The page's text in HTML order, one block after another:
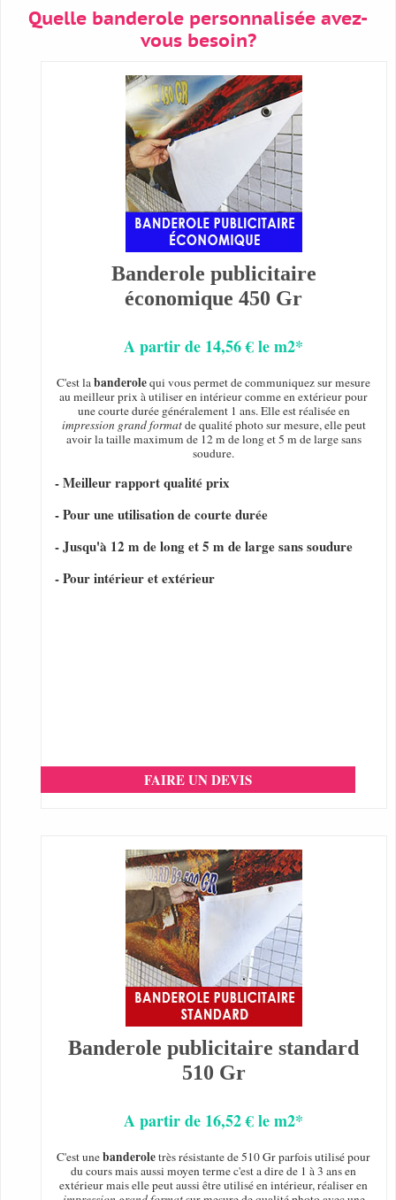
Quelle banderole personnalisée avez-
vous besoin?
Banderole publicitaire
économique 450 Gr
A partir de 14,56 € le m2*
C'est labanderolequi vous permet de communiquez sur mesure
au meilleur prix à utiliser en intérieur comme en extérieur pour
une courte durée généralement 1 ans. Elle est réalisée en
impression grand formatde qualité photo sur mesure, elle peut
avoir la taille maximum de 12 m de long et 5 m de large sans
soudure.
- Meilleur rapport qualité prix
- Pour une utilisation de courte durée
- Jusqu'à 12 m de long et 5 m de large sans soudure
- Pour intérieur et extérieur
FAIRE UN DEVIS
Banderole publicitaire standard
510 Gr
A partir de 16,52 € le m2*
C'est unebanderoletrès résistante de 510 Gr parfois utilisé pour
du cours mais aussi moyen terme c'est a dire de 1 à 3 ans en
extérieur mais elle peut aussi être utilisé en intérieur, réaliser en